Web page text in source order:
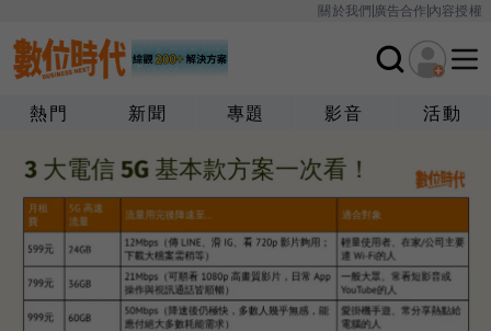
關於我們廣告合作內容授權
熱門 新聞 專題 影音 活動